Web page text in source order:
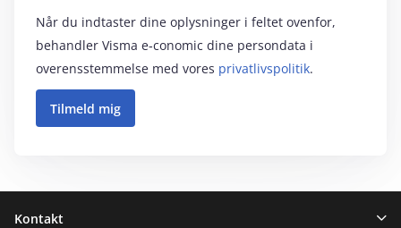
Når du indtaster dine oplysninger i feltet ovenfor,
behandler Visma e‑conomic dine persondata i
overensstemmelse med vores privatlivspolitik.
Sidefod
Kontakt